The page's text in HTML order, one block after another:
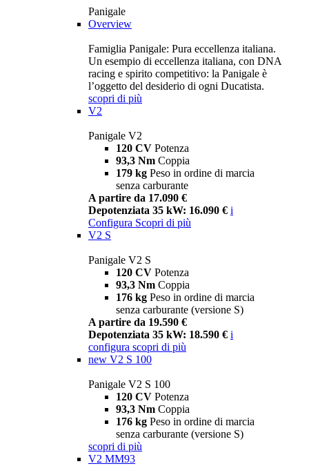
Panigale
Overview
Famiglia Panigale: Pura eccellenza italiana.
Un esempio di eccellenza italiana, con DNA
racing e spirito competitivo: la Panigale è
l’oggetto del desiderio di ogni Ducatista.
scopri di più
V2
Panigale V2
120 CV Potenza
93,3 Nm Coppia
179 kg Peso in ordine di marcia
senza carburante
A partire da 17.090 €
Depotenziata 35 kW: 16.090 € i
Configura Scopri di più
V2 S
Panigale V2 S
120 CV Potenza
93,3 Nm Coppia
176 kg Peso in ordine di marcia
senza carburante (versione S)
A partire da 19.590 €
Depotenziata 35 kW: 18.590 € i
configura scopri di più
new V2 S 100
Panigale V2 S 100
120 CV Potenza
93,3 Nm Coppia
176 kg Peso in ordine di marcia
senza carburante (versione S)
scopri di più
V2 MM93